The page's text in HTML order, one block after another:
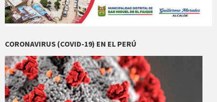
CORONAVIRUS (COVID-19) EN EL PERÚ